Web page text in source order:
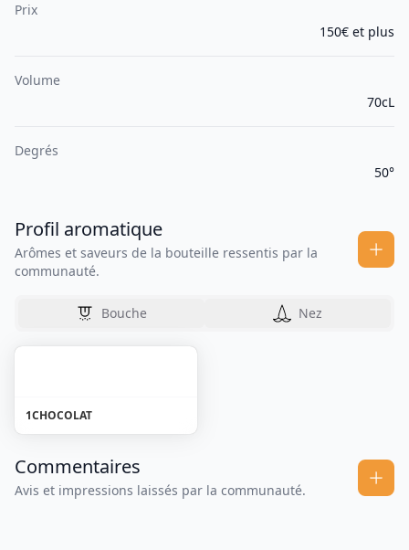
Prix
150€ et plus
Volume
70cL
Degrés
50°
Profil aromatique
Arômes et saveurs de la bouteille ressentis par la
communauté.
Bouche Nez
1CHOCOLAT
Commentaires
Avis et impressions laissés par la communauté.